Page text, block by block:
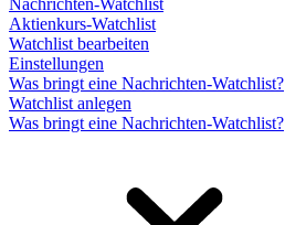
Nachrichten-Watchlist
Aktienkurs-Watchlist
Watchlist bearbeiten
Einstellungen
Was bringt eine Nachrichten-Watchlist?
Watchlist anlegen
Was bringt eine Nachrichten-Watchlist?